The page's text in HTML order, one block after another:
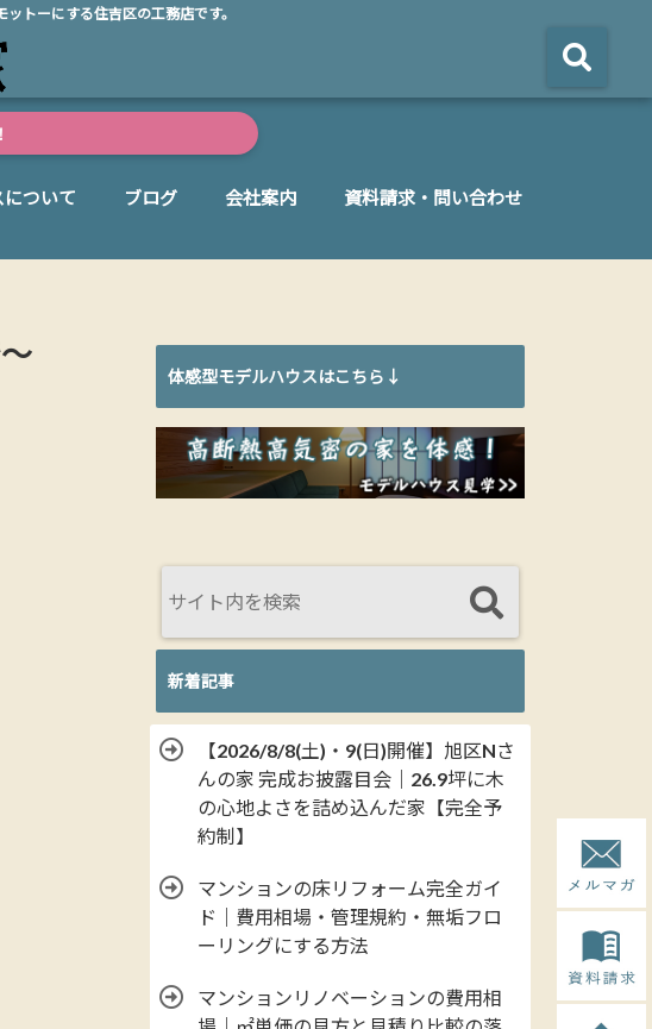
トーにする住吉区の工務店です。
ついて ブログ 会社案内 資料請求・問い合わせ
～
体感型モデルハウスはこちら↓
新着記事
【2026/8/8(土)・9(日)開催】旭区Nさ
んの家 完成お披露目会｜26.9坪に木
の心地よさを詰め込んだ家【完全予
約制】
マンションの床リフォーム完全ガイ
ド｜費用相場・管理規約・無垢フロ
ーリングにする方法
マンションリノベーションの費用相